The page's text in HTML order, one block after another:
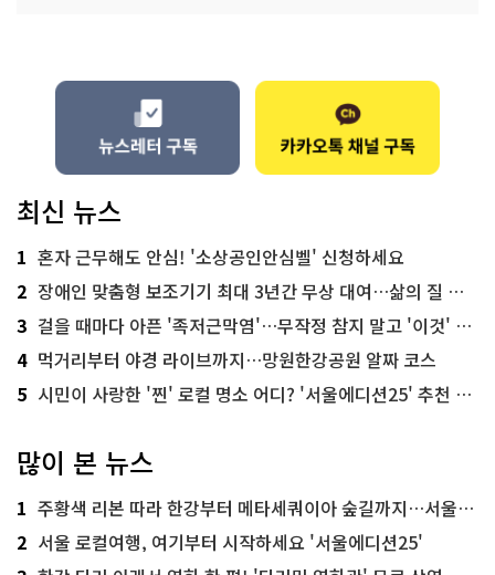
최신 뉴스
1 혼자 근무해도 안심! '소상공인안심벨' 신청하세요
2 장애인 맞춤형 보조기기 최대 3년간 무상 대여…삶의 질 높인다
3 걸을 때마다 아픈 '족저근막염'…무작정 참지 말고 '이것' 해보세요!
4 먹거리부터 야경 라이브까지…망원한강공원 알짜 코스
5 시민이 사랑한 '찐' 로컬 명소 어디? '서울에디션25' 추천 코스
많이 본 뉴스
1 주황색 리본 따라 한강부터 메타세쿼이아 숲길까지…서울둘레길 15코스
2 서울 로컬여행, 여기부터 시작하세요 '서울에디션25'